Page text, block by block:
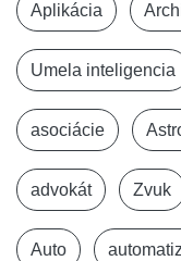
Aplikácia
Umela inteligencia
asociácie
advokát Zvuk
Auto